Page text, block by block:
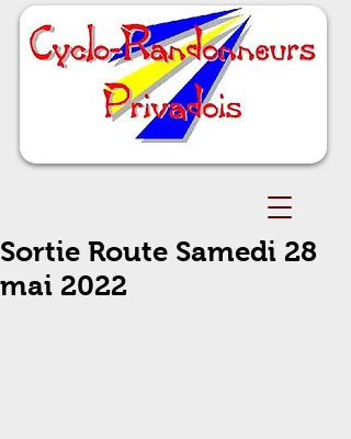
Sortie Route Samedi 28
mai 2022